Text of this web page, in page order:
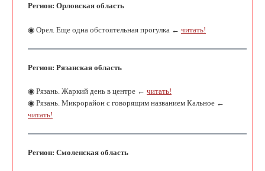
Регион: Орловская область
◉ Орел. Еще одна обстоятельная прогулка ← читать!
Регион: Рязанская область
◉ Рязань. Жаркий день в центре ← читать!
◉ Рязань. Микрорайон с говорящим названием Кальное ←
читать!
Регион: Смоленская область